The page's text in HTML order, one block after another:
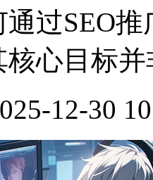
过SEO
心目标
12-30